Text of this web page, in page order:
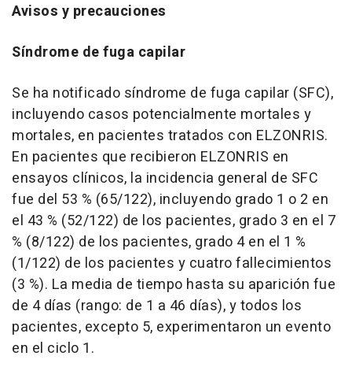
Avisos y precauciones
Síndrome de fuga capilar
Se ha notificado síndrome de fuga capilar (SFC),
incluyendo casos potencialmente mortales y
mortales, en pacientes tratados con ELZONRIS.
En pacientes que recibieron ELZONRIS en
ensayos clínicos, la incidencia general de SFC
fue del 53 % (65/122), incluyendo grado 1 o 2 en
el 43 % (52/122) de los pacientes, grado 3 en el 7
% (8/122) de los pacientes, grado 4 en el 1 %
(1/122) de los pacientes y cuatro fallecimientos
(3 %). La media de tiempo hasta su aparición fue
de 4 días (rango: de 1 a 46 días), y todos los
pacientes, excepto 5, experimentaron un evento
en el ciclo 1.